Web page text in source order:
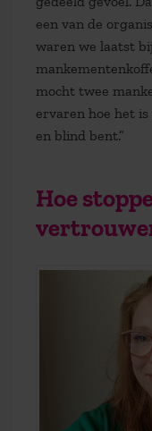
een van de
waren we laatst
mocht twee
ervaren hoe het
en blind bent.”
Hoe